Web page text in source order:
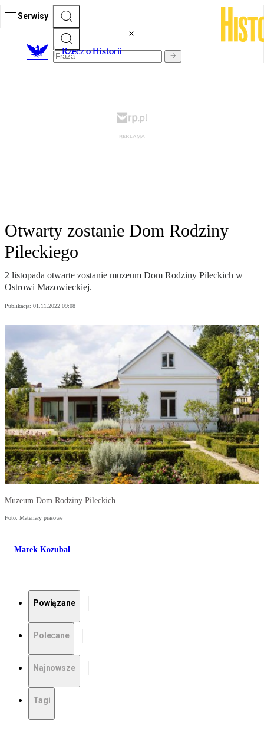
Serwisy
Rzecz o Historii
Otwarty zostanie Dom Rodziny
Pileckiego
2 listopada otwarte zostanie muzeum Dom Rodziny Pileckich w
Ostrowi Mazowieckiej.
Publikacja: 01.11.2022 09:08
Muzeum Dom Rodziny Pileckich
Foto: Materiały prasowe
Marek Kozubal
Powiązane
Polecane
Najnowsze
Tagi